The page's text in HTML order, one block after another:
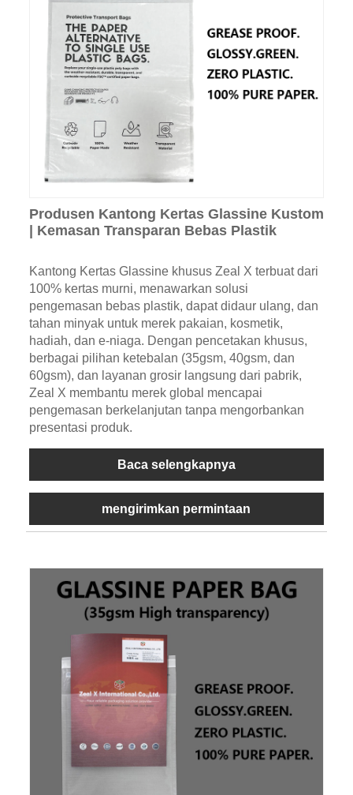
Produsen Kantong Kertas Glassine Kustom
| Kemasan Transparan Bebas Plastik
Kantong Kertas Glassine khusus Zeal X terbuat dari
100% kertas murni, menawarkan solusi
pengemasan bebas plastik, dapat didaur ulang, dan
tahan minyak untuk merek pakaian, kosmetik,
hadiah, dan e-niaga. Dengan pencetakan khusus,
berbagai pilihan ketebalan (35gsm, 40gsm, dan
60gsm), dan layanan grosir langsung dari pabrik,
Zeal X membantu merek global mencapai
pengemasan berkelanjutan tanpa mengorbankan
presentasi produk.
Baca selengkapnya
mengirimkan permintaan